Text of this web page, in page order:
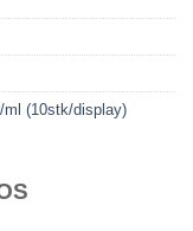
ml (10stk/display)